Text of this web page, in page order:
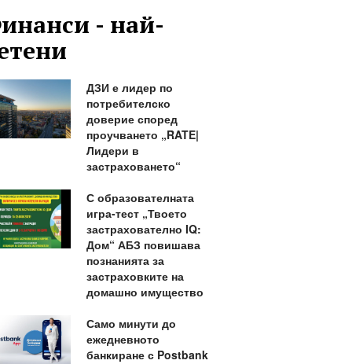
- най-
ДЗИ е лидер по
потребителско
доверие според
проучването „RATE|
Лидери в
застраховането“
С образователната
игра-тест „Твоето
застрахователно IQ:
Дом“ АБЗ повишава
познанията за
застраховките на
домашно имущество
Само минути до
ежедневното
банкиране с Postbank